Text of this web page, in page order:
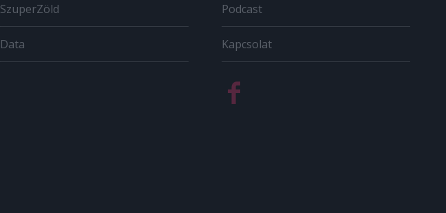
SzuperZöld
Data
Podcast
Kapcsolat